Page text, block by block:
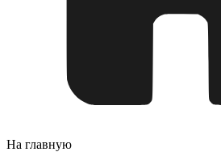
На главную